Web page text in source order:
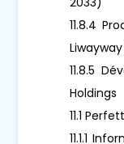
11.8.4
11.8.5
Holdings
11.1
11.1.1